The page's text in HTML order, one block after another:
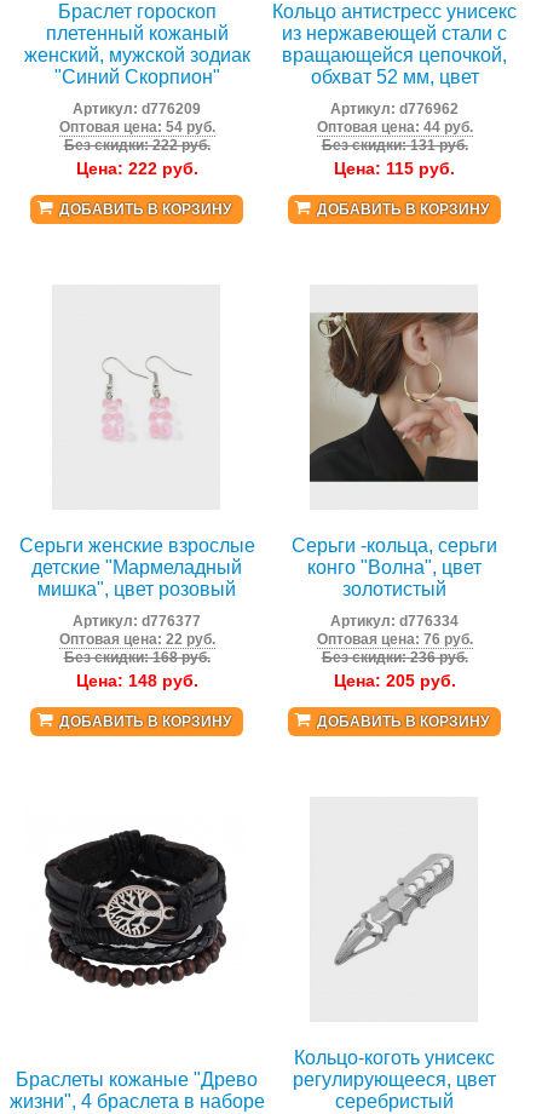
Браслет гороскоп
плетенный кожаный
женский, мужской зодиак
"Синий Скорпион"
Артикул:d776209
Оптовая цена: 54 руб.
Без скидки: 222 руб.
Цена: 222руб.
ДОБАВИТЬ В КОРЗИНУ
Кольцо антистресс унисекс
из нержавеющей стали с
вращающейся цепочкой,
обхват 52 мм, цвет
Артикул:d776962
Оптовая цена: 44 руб.
Без скидки: 131 руб.
Цена: 115 руб.
ДОБАВИТЬ В КОРЗИНУ
Серьги женские взрослые
детские "Мармеладный
мишка", цвет розовый
Артикул:d776377
Оптовая цена: 22 руб.
Без скидки: 168 руб.
Цена: 148руб.
ДОБАВИТЬ В КОРЗИНУ
Серьги -кольца, серьги
конго "Волна", цвет
золотистый
Артикул:d776334
Оптовая цена: 76 руб.
Без скидки: 236 руб.
Цена: 205руб.
ДОБАВИТЬ В КОРЗИНУ
Браслеты кожаные "Древо
жизни", 4 браслета в наборе
Кольцо-коготь унисекс
регулирующееся, цвет
серебристый